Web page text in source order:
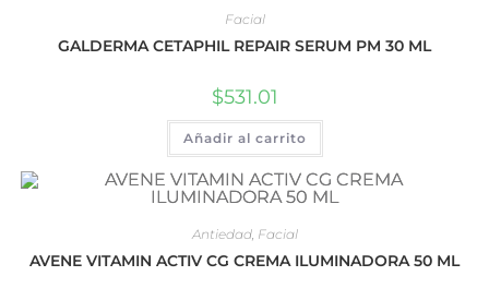
Facial
GALDERMA CETAPHIL REPAIR SERUM PM 30 ML
$531.01
Añadir al carrito
Antiedad, Facial
AVENE VITAMIN ACTIV CG CREMA ILUMINADORA 50 ML